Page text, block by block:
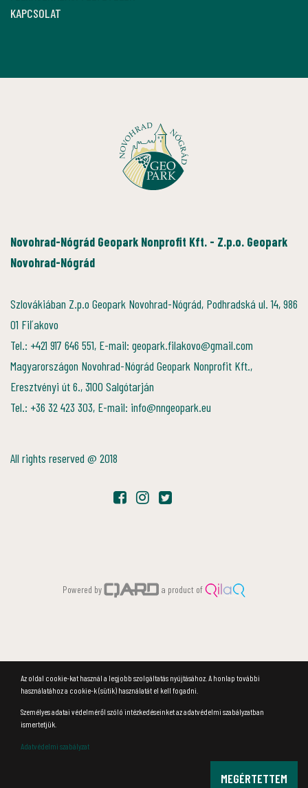
KAPCSOLAT
Novohrad-Nógrád Geopark Nonprofit Kft. - Z.p.o. Geopark
Novohrad-Nógrád
Szlovákiában Z.p.o Geopark Novohrad-Nógrád, Podhradská ul. 14, 986
01 Fiľakovo
Tel.: +421 917 646 551, E-mail: geopark.filakovo@gmail.com
Magyarországon Novohrad-Nógrád Geopark Nonprofit Kft.,
Eresztvényi út 6., 3100 Salgótarján
Tel.: +36 32 423 303, E-mail: info@nngeopark.eu
All rights reserved @ 2018
Powered by a product of
Az oldal cookie-kat használ a legjobb szolgáltatás nyújtásához. A honlap további
használatához a cookie-k (sütik) használatát el kell fogadni.
Személyes adatai védelméről szóló intézkedéseinket az adatvédelmi szabályzatban
ismertetjük.
Adatvédelmi szabályzat
MEGÉRTETTEM